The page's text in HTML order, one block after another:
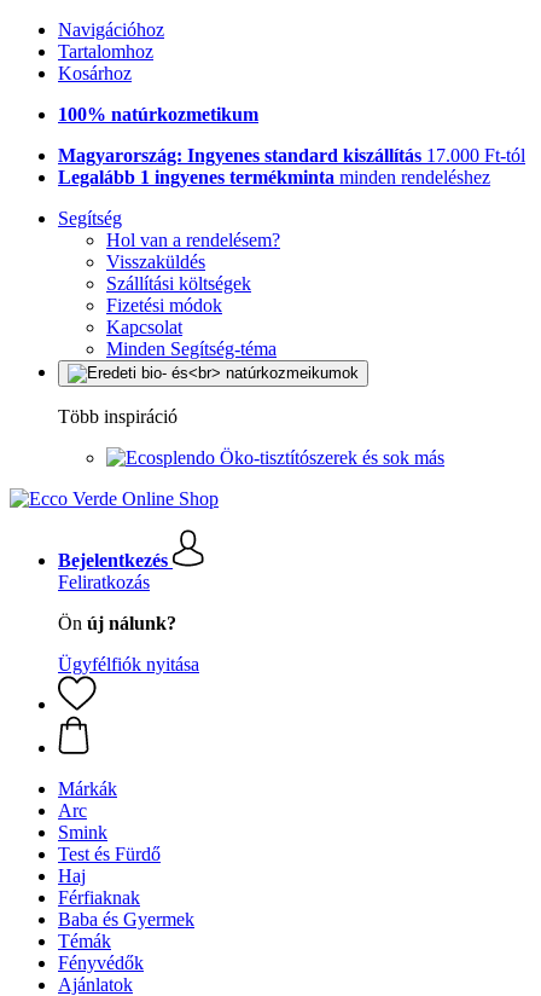
Navigációhoz
Tartalomhoz
Kosárhoz
100% natúrkozmetikum
Magyarország: Ingyenes standard kiszállítás 17.000 Ft-tól
Legalább 1 ingyenes termékminta minden rendeléshez
Segítség
Hol van a rendelésem?
Visszaküldés
Szállítási költségek
Fizetési módok
Kapcsolat
Minden Segítség-téma
Több inspiráció
Öko-tisztítószerek és sok más
Bejelentkezés
Feliratkozás
Ön új nálunk?
Ügyfélfiók nyitása
Márkák
Arc
Smink
Test és Fürdő
Haj
Férfiaknak
Baba és Gyermek
Témák
Fényvédők
Ajánlatok